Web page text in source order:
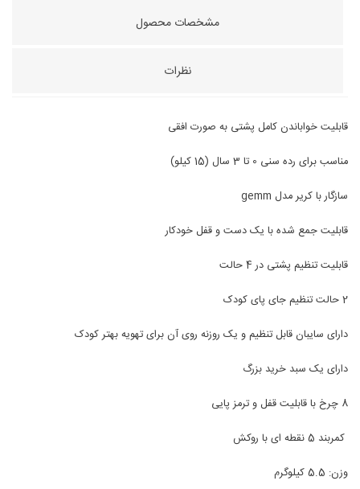
مشخصات محصول
نظرات
قابلیت خواباندن کامل پشتی به صورت افقی
مناسب برای رده سنی 0 تا 3 سال (15 کیلو)
سازگار با کریر مدل gemm
قابلیت جمع شده با یک دست و قفل خودکار
قابلیت تنظیم پشتی در 4 حالت
2 حالت تنظیم جای پای کودک
دارای سایبان قابل تنظیم و یک روزنه روی آن برای تهویه بهتر کودک
دارای یک سبد خرید بزرگ
8 چرخ با قابلیت قفل و ترمز پایی
کمربند 5 نقطه ای با روکش
وزن: 5.5 کیلوگرم